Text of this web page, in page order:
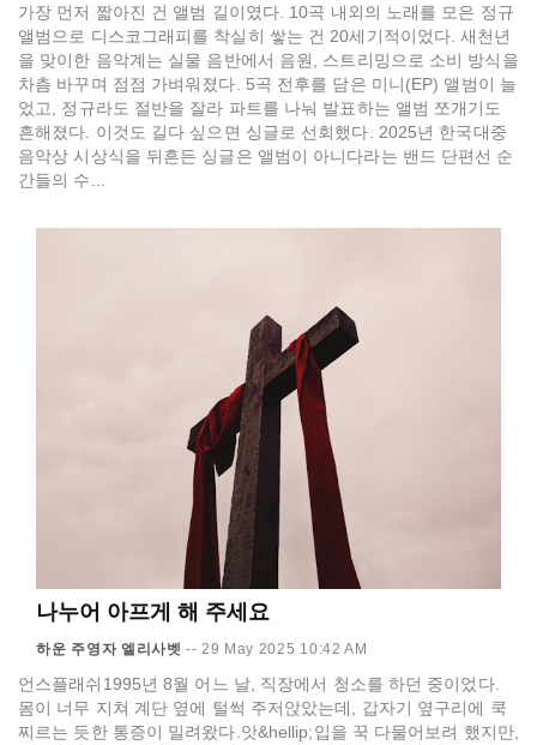
가장 먼저 짧아진 건 앨범 길이였다. 10곡 내외의 노래를 모은 정규
앨범으로 디스코그래피를 착실히 쌓는 건 20세기적이었다. 새천년
을 맞이한 음악계는 실물 음반에서 음원, 스트리밍으로 소비 방식을
차츰 바꾸며 점점 가벼워졌다. 5곡 전후를 담은 미니(EP) 앨범이 늘
었고, 정규라도 절반을 잘라 파트를 나눠 발표하는 앨범 쪼개기도
흔해졌다. 이것도 길다 싶으면 싱글로 선회했다. 2025년 한국대중
음악상 시상식을 뒤흔든 싱글은 앨범이 아니다라는 밴드 단편선 순
간들의 수...
나누어 아프게 해 주세요
하운 주영자 엘리사벳 -- 29 May 2025 10:42 AM
언스플래쉬1995년 8월 어느 날, 직장에서 청소를 하던 중이었다.
몸이 너무 지쳐 계단 옆에 털썩 주저앉았는데, 갑자기 옆구리에 쿡
찌르는 듯한 통증이 밀려왔다.앗&hellip;입을 꾹 다물어보려 했지만,